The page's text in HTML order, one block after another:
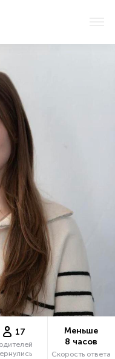
17
Меньше
8 часов
Скорость ответа